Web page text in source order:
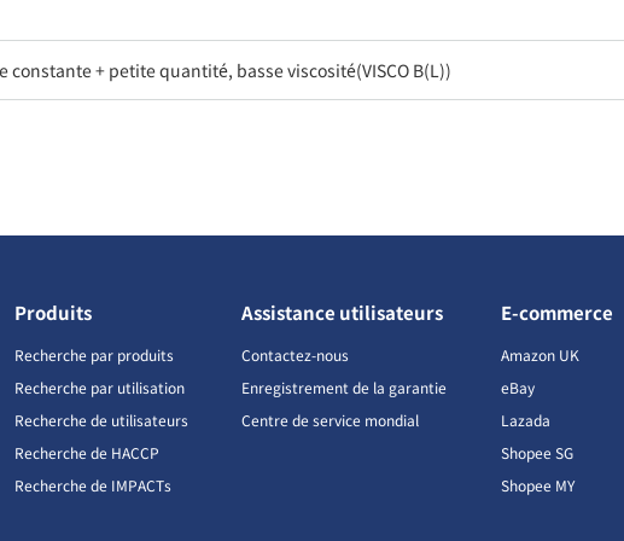
constante + petite quantité, basse viscosité(VISCO B(L))
Produits
Recherche par produits
Recherche par utilisation
Recherche de utilisateurs
Recherche de HACCP
Recherche de IMPACTs
Assistance utilisateurs
Contactez-nous
Enregistrement de la garantie
Centre de service mondial
E-commerce
Amazon UK
eBay
Lazada
Shopee SG
Shopee MY